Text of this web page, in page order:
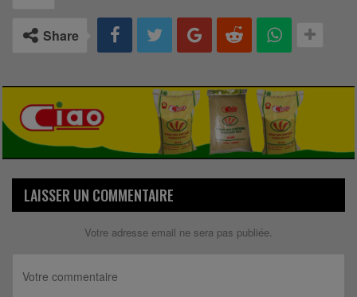
Share
LAISSER UN COMMENTAIRE
Votre adresse email ne sera pas publiée.